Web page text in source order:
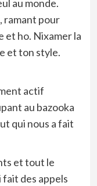
au monde.
ramant pour
et ho. Nixamer la
et ton style.
actif
au bazooka
qui nous a fait
et tout le
fait des appels